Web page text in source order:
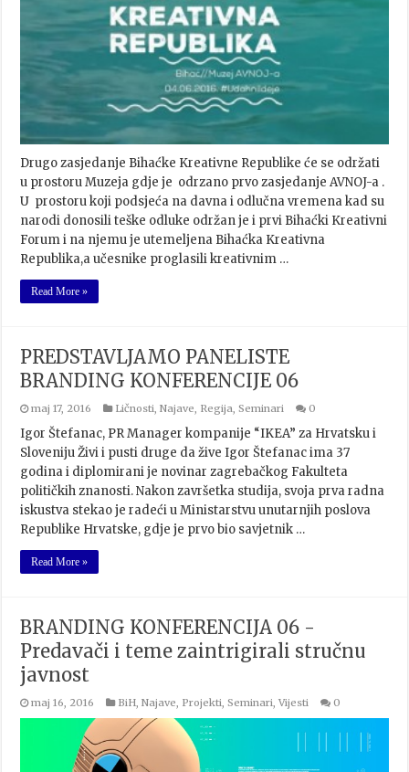
Drugo zasjedanje Bihaćke Kreativne Republike će se održati
u prostoru Muzeja gdje je odrzano prvo zasjedanje AVNOJ-a .
U prostoru koji podsjeća na davna i odlučna vremena kad su
narodi donosili teške odluke održan je i prvi Bihaćki Kreativni
Forum i na njemu je utemeljena Bihaćka Kreativna
Republika,a učesnike proglasili kreativnim …
Read More »
PREDSTAVLJAMO PANELISTE
BRANDING KONFERENCIJE 06
maj 17, 2016 Ličnosti,Najave, Regija,Seminari 0
Igor Štefanac, PR Manager kompanije “IKEA” za Hrvatsku i
Sloveniju Živi i pusti druge da žive Igor Štefanac ima 37
godina i diplomirani je novinar zagrebačkog Fakulteta
političkih znanosti. Nakon završetka studija, svoja prva radna
iskustva stekao je radeći u Ministarstvu unutarnjih poslova
Republike Hrvatske, gdje je prvo bio savjetnik …
Read More »
BRANDING KONFERENCIJA 06 -
Predavači i teme zaintrigirali stručnu
javnost
maj 16, 2016 BiH,Najave, Projekti,Seminari,Vijesti 0